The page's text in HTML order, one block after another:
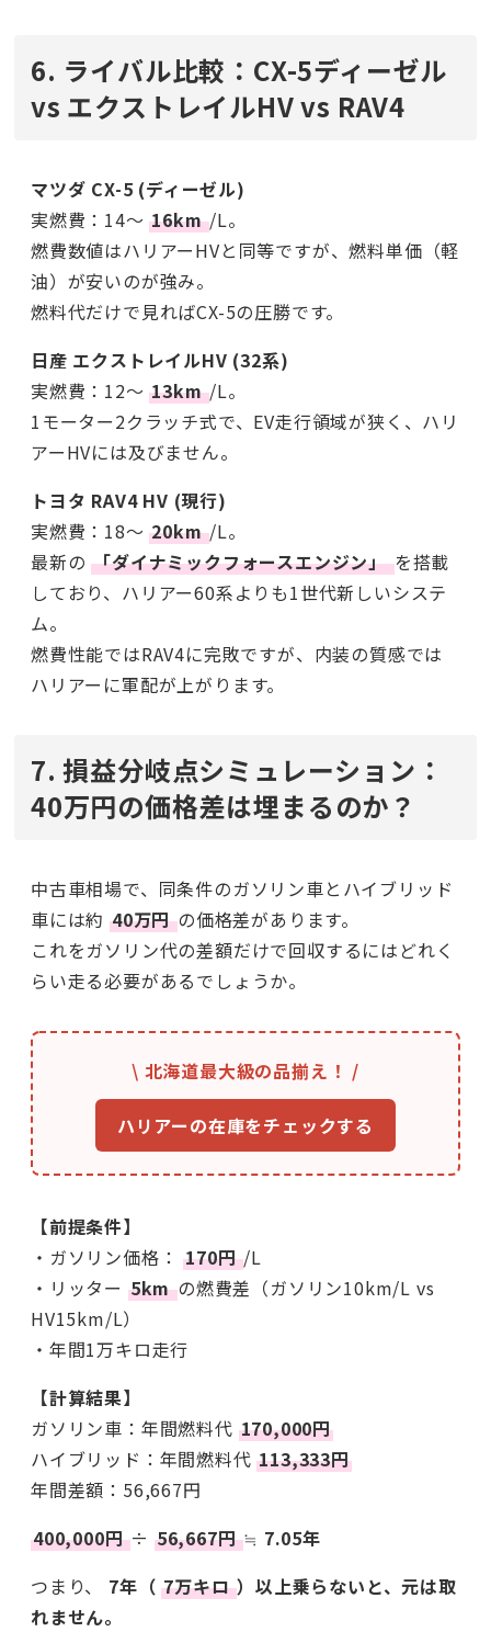
6. ライバル比較：CX-5ディーゼル
vs エクストレイルHV vs RAV4
マツダ CX-5 (ディーゼル)
実燃費：14〜16km/L。
燃費数値はハリアーHVと同等ですが、燃料単価（軽
油）が安いのが強み。
燃料代だけで見ればCX-5の圧勝です。
日産 エクストレイルHV (32系)
実燃費：12〜13km/L。
1モーター2クラッチ式で、EV走行領域が狭く、ハリ
アーHVには及びません。
トヨタ RAV4 HV (現行)
実燃費：18〜20km/L。
最新の「ダイナミックフォースエンジン」を搭載
しており、ハリアー60系よりも1世代新しいシステ
ム。
燃費性能ではRAV4に完敗ですが、内装の質感では
ハリアーに軍配が上がります。
7. 損益分岐点シミュレーション：
40万円の価格差は埋まるのか？
中古車相場で、同条件のガソリン車とハイブリッド
車には約 40万円の価格差があります。
これをガソリン代の差額だけで回収するにはどれく
らい走る必要があるでしょうか。
\ 北海道最大級の品揃え！ /
ハリアーの在庫をチェックする
【前提条件】
・ガソリン価格：170円/L
・リッター 5kmの燃費差（ガソリン10km/L vs
HV15km/L）
・年間1万キロ走行
【計算結果】
ガソリン車：年間燃料代 170,000円
ハイブリッド：年間燃料代113,333円
年間差額：56,667円
400,000円÷ 56,667円≒ 7.05年
つまり、 7年（7万キロ）以上乗らないと、元は取
れません。